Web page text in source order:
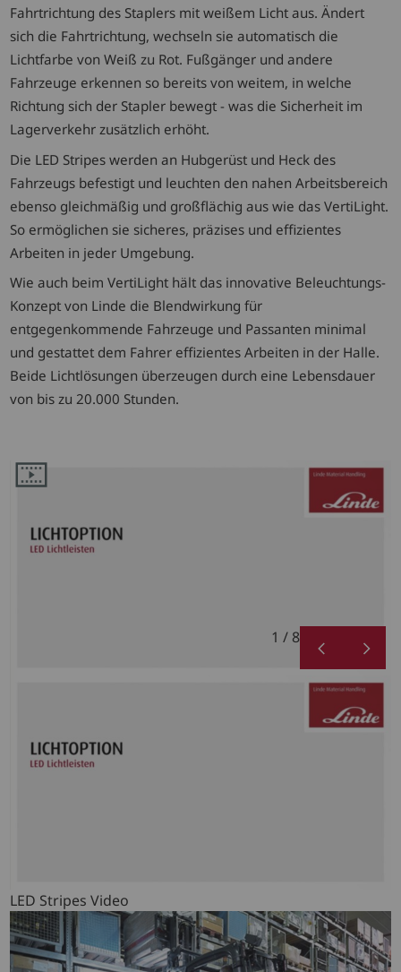
Fahrtrichtung des Staplers mit weißem Licht aus. Ändert
sich die Fahrtrichtung, wechseln sie automatisch die
Lichtfarbe von Weiß zu Rot. Fußgänger und andere
Fahrzeuge erkennen so bereits von weitem, in welche
Richtung sich der Stapler bewegt - was die Sicherheit im
Lagerverkehr zusätzlich erhöht.
Die LED Stripes werden an Hubgerüst und Heck des
Fahrzeugs befestigt und leuchten den nahen Arbeitsbereich
ebenso gleichmäßig und großflächig aus wie das VertiLight.
So ermöglichen sie sicheres, präzises und effizientes
Arbeiten in jeder Umgebung.
Wie auch beim VertiLight hält das innovative Beleuchtungs-
Konzept von Linde die Blendwirkung für
entgegenkommende Fahrzeuge und Passanten minimal
und gestattet dem Fahrer effizientes Arbeiten in der Halle.
Beide Lichtlösungen überzeugen durch eine Lebensdauer
von bis zu 20.000 Stunden.
1 / 8
LED Stripes Video